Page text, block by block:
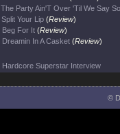
The Party Ain'T Over 'Til We Say
Split Your Lip (Review)
Beg For It (Review)
Dreamin In A Casket (Review)
Hardcore Superstar Interview
©